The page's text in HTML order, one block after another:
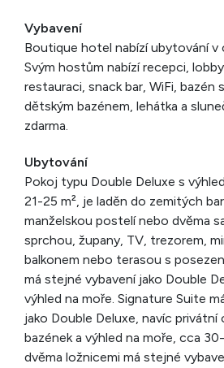
Vybavení
Boutique hotel nabízí ubytování v
Svým hostům nabízí recepci,
restauraci, snack bar, WiFi, bazén
dětským bazénem, lehátka a
zdarma.
Ubytování
Pokoj typu Double Deluxe s
21-25 m², je laděn do zemitých
manželskou postelí nebo dvěma
sprchou, župany, TV, trezorem,
balkonem nebo terasou s
má stejné vybavení jako Double
výhled na moře. Signature Suite
jako Double Deluxe, navíc privátní
bazének a výhled na moře, cca
dvěma ložnicemi má stejné